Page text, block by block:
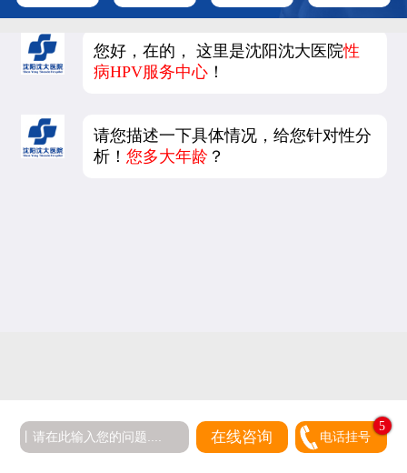
您好，在的， 这里是沈阳沈大医院性
病HPV服务中心 ！
请您描述一下具体情况，给您针对性分
析！您多大年龄 ？
在线咨询 电话挂号
5